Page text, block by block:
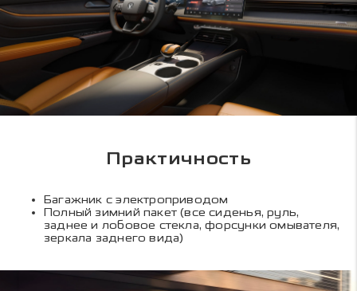
Практичность
Багажник с электроприводом
Полный зимний пакет (все сиденья, руль,
заднее и лобовое стекла, форсунки омывателя,
зеркала заднего вида)